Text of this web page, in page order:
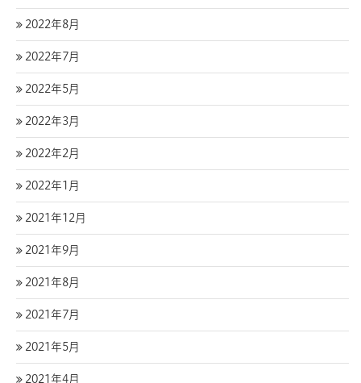
2022年8月
2022年7月
2022年5月
2022年3月
2022年2月
2022年1月
2021年12月
2021年9月
2021年8月
2021年7月
2021年5月
2021年4月